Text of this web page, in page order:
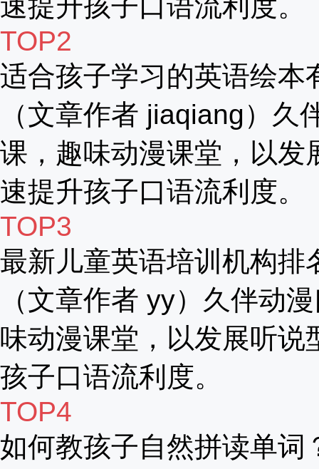
TOP2
适合孩子学习的英语绘本
（文章作者 jiaqiang）
课，趣味动漫课堂，以发
速提升孩子口语流利度。
TOP3
最新儿童英语培训机构排
（文章作者 yy）久伴动
味动漫课堂，以发展听说
孩子口语流利度。
TOP4
如何教孩子自然拼读单词